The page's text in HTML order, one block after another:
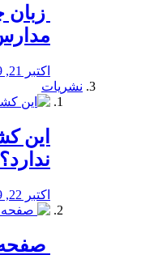
اکتبر 21, 2019
نشریات
این
ندارد؟
اکتبر 22, 2019